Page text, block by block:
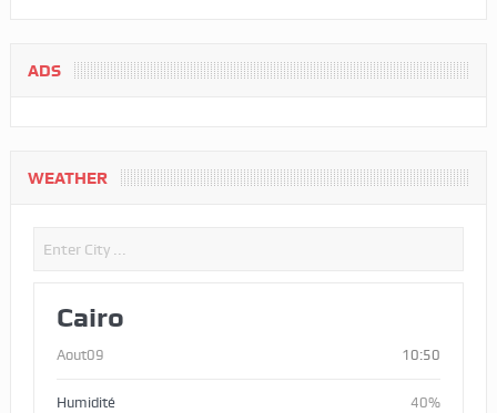
ADS
WEATHER
Cairo
Aout09 10:50
Humidité
40%